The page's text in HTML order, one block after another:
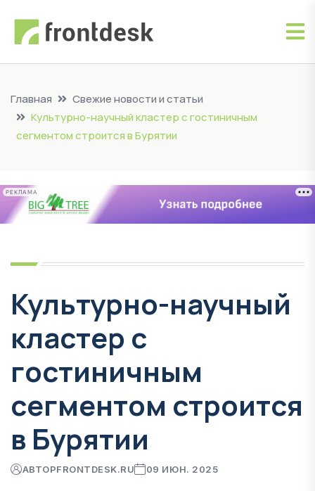
Главная
Свежие новости и статьи
Культурно-научный кластер с гостиничным
сегментом строится в Бурятии
РЕКЛАМА
Культурно-научный
кластер с
гостиничным
сегментом строится
в Бурятии
АВТОРFRONTDESK.RU 09 ИЮН. 2025